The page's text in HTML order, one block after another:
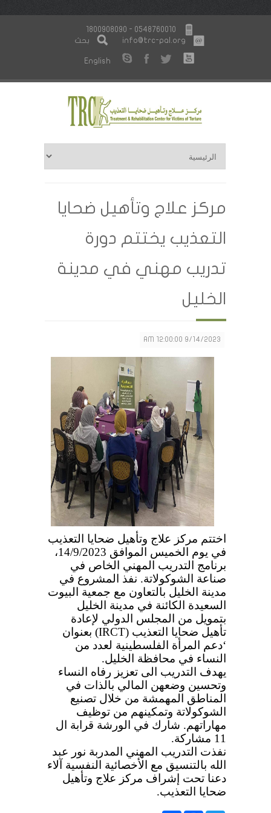
1800908090 - 0548760010
info@trc-pal.org
بحث
English
مركز علاج وتأهيل ضحايا
التعذيب يختتم دورة
تدريب مهني في مدينة
الخليل
9/14/2023 12:00:00 AM
اختتم مركز علاج وتأهيل ضحايا التعذيب
في يوم الخميس الموافق 14/9/2023،
برنامج التدريب المهني الخاص في
صناعة الشوكولاتة. نفذ المشروع في
مدينة الخليل بالتعاون مع جمعية البيوت
السعيدة الكائنة في مدينة الخليل
بتمويل من المجلس الدولي لإعادة
تأهيل ضحايا التعذيب (IRCT) بعنوان
‘دعم المرأة الفلسطينية لعدد من
النساء في محافظة الخليل.
يهدف التدريب الى تعزيز رفاه النساء
وتحسين وضعهن المالي بالذات في
المناطق المهمشة من خلال تصنيع
الشوكولاتة وتمكينهم من توظيف
مهاراتهم. شارك في الورشة قرابة ال
11 مشاركة
.
نفذت التدريب المهني المدربة نور عبد
الله بالتنسيق مع الأخصائية النفسية آلاء
دعنا تحت إشراف مركز علاج وتأهيل
ضحايا التعذيب.